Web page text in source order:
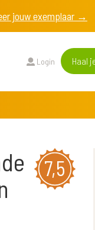
jouw exemplaar →
Login Haal
7,5